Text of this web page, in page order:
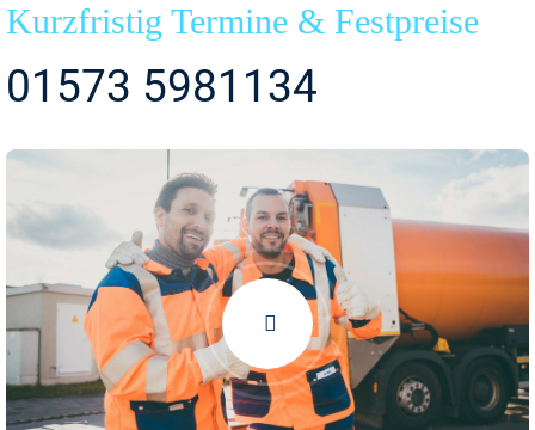
Kurzfristig Termine & Festpreise
01573 5981134